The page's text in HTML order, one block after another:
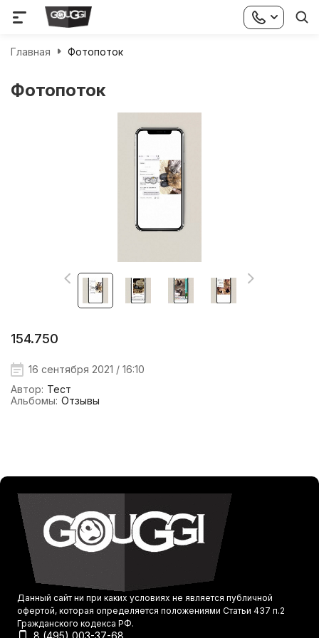
Главная Фотопоток
Фотопоток
154.750
16 сентября 2021 / 16:10
Автор: Тест
Альбомы: Отзывы
Данный сайт ни при каких условиях не является публичной
офертой, которая определяется положениями Статьи 437 п.2
Гражданского кодекса РФ.
8 (495) 003-37-68